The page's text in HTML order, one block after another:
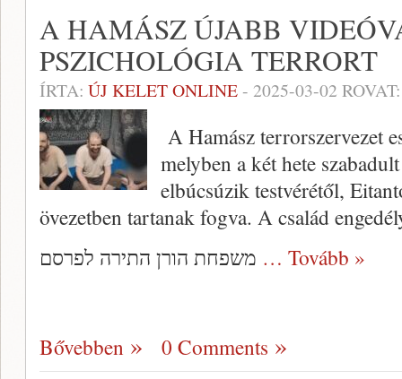
A HAMÁSZ ÚJABB
PSZICHOLÓGIA TERRORT
ÍRTA: ÚJ KELET ONLINE- 2025-03-02
A Hamász terrorszervezet
melyben a két hete
elbúcsúzik testvérétől,
övezetben tartanak fogva. A család
… Tovább »
Bővebben 0 Comments